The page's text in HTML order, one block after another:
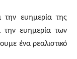
την ευημερία της
την ευημερία των
ένα ρεαλιστικό